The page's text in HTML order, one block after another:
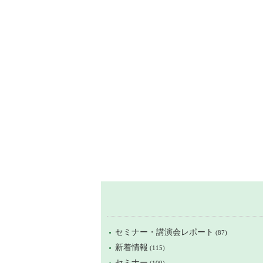
セミナー・講演会レポート (87)
新着情報 (115)